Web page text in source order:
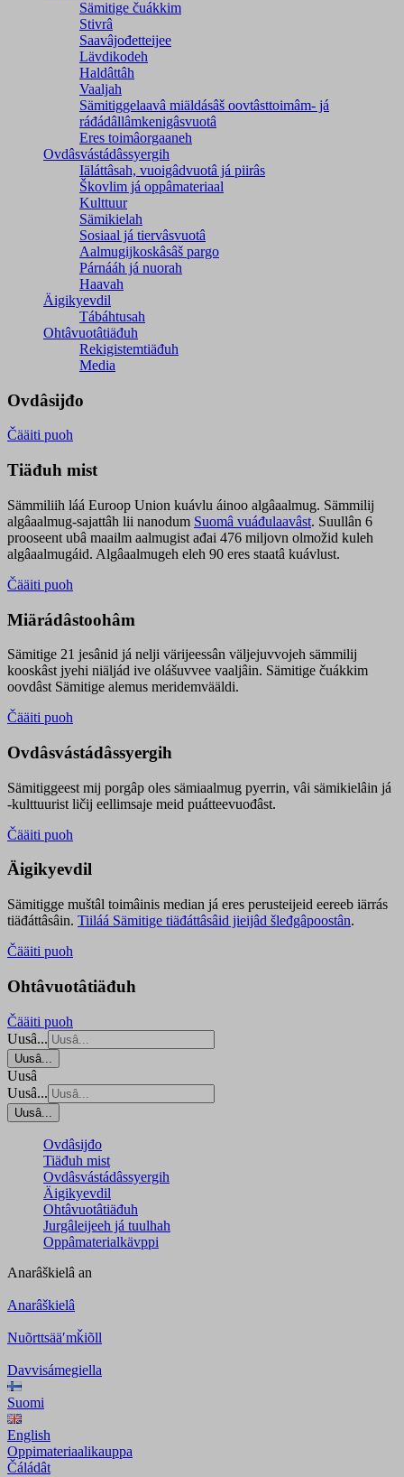
Sämitige čuákkim
Stivrâ
Saavâjođetteijee
Lävdikodeh
Haldâttâh
Vaaljah
Sämitiggelaavâ miäldásâš oovtâsttoimâm- já
ráđádâllâmkenigâsvuotâ
Eres toimâorgaaneh
Ovdâsvástádâssyergih
Iäláttâsah, vuoigâdvuotâ já piirâs
Škovlim já oppâmateriaal
Kulttuur
Sämikielah
Sosiaal já tiervâsvuotâ
Aalmugijkoskâsâš pargo
Párnááh já nuorah
Haavah
Äigikyevdil
Tábáhtusah
Ohtâvuotâtiäđuh
Rekigistemtiäđuh
Media
Ovdâsijđo
Čääiti puoh
Tiäđuh mist
Sämmiliih láá Euroop Union kuávlu áinoo algâaalmug. Sämmilij
algâaalmug-sajattâh lii nanodum Suomâ vuáđulaavâst. Suullân 6
prooseent ubâ maailm aalmugist ađai 476 miljovn olmožid kuleh
algâaalmugáid. Algâaalmugeh eleh 90 eres staatâ kuávlust.
Čääiti puoh
Miärádâstoohâm
Sämitige 21 jesânid já nelji värijeessân väljejuvvojeh sämmilij
kooskâst jyehi niäljád ive olášuvvee vaaljâin. Sämitige čuákkim
oovdâst Sämitige alemus meridemvääldi.
Čääiti puoh
Ovdâsvástádâssyergih
Sämitiggeest mij porgâp oles sämiaalmug pyerrin, vâi sämikielâin já
-kulttuurist ličij eellimsaje meid puátteevuođâst.
Čääiti puoh
Äigikyevdil
Sämitigge muštâl toimâinis median já eres perusteijeid eereeb iärrás
tiäđáttâsâin. Tiiláá Sämitige tiäđáttâsâid jieijâd šleđgâpoostân.
Čääiti puoh
Ohtâvuotâtiäđuh
Čääiti puoh
Uusâ...
Uusâ...
Uusâ
Uusâ...
Uusâ...
Ovdâsijđo
Tiäđuh mist
Ovdâsvástádâssyergih
Äigikyevdil
Ohtâvuotâtiäđuh
Jurgâleijeeh já tuulhah
Oppâmaterialkävppi
Anarâškielâ an
Anarâškielâ
Nuõrttsääʹmǩiõll
Davvisámegiella
Suomi
English
Oppimateriaalikauppa
Čáládât